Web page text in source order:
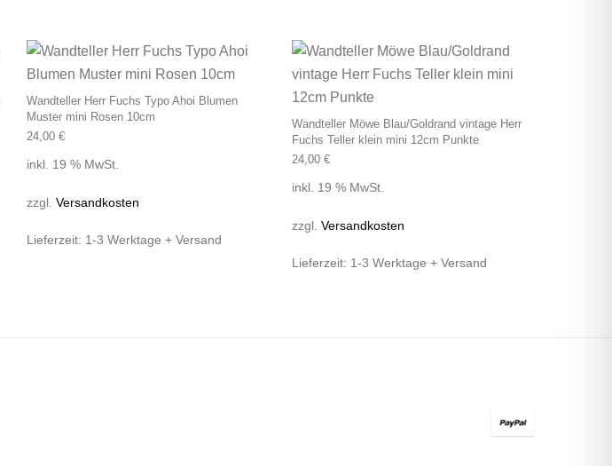
Wandteller Herr Fuchs Typo Ahoi Blumen
Muster mini Rosen 10cm
24,00 €
inkl. 19 % MwSt.
zzgl. Versandkosten
Lieferzeit: 1-3 Werktage + Versand
Wandteller Möwe Blau/Goldrand vintage Herr
Fuchs Teller klein mini 12cm Punkte
24,00 €
inkl. 19 % MwSt.
zzgl. Versandkosten
Lieferzeit: 1-3 Werktage + Versand